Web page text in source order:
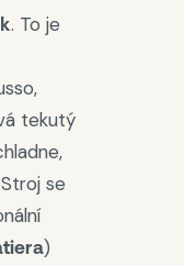
. To je
tekutý
se
)